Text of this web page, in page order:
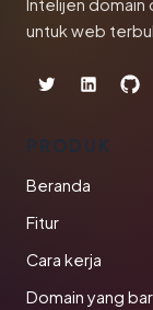
Intelijen
untuk web
PRODUK
Beranda
Fitur
Cara kerja
Domain yang